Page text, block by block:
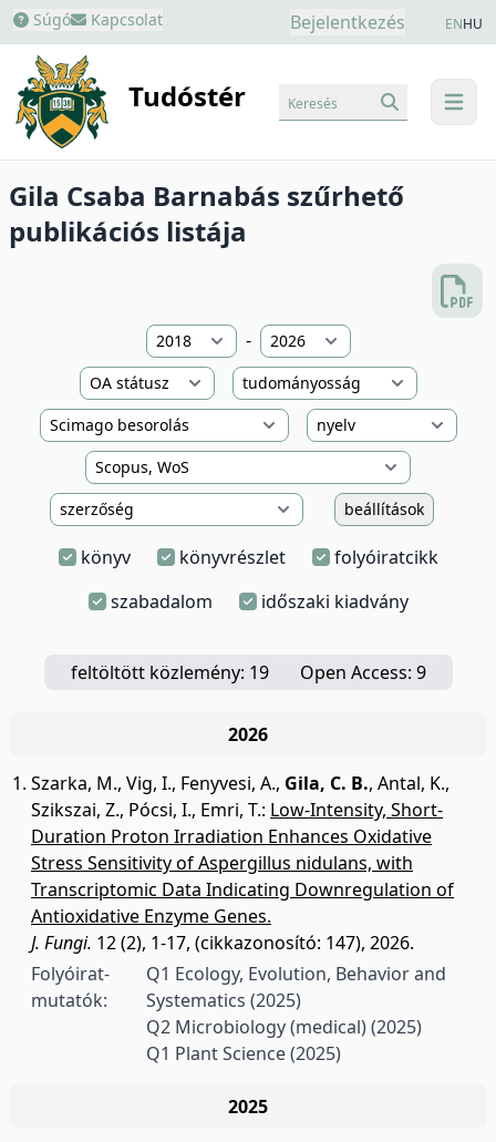
Súgó Kapcsolat Bejelentkezés ENHU
Tudóstér menu
Keresés
Gila Csaba Barnabás szűrhető
publikációs listája
-
beállítások
könyv könyvrészlet
folyóiratcikk
szabadalom
időszaki kiadvány
feltöltött közlemény: 19 Open Access: 9
2026
Szarka, M., Vig, I., Fenyvesi, A., Gila, C. B., Antal, K.,
Szikszai, Z., Pócsi, I., Emri, T.: Low-Intensity, Short-
Duration Proton Irradiation Enhances Oxidative
Stress Sensitivity of Aspergillus nidulans, with
Transcriptomic Data Indicating Downregulation of
Antioxidative Enzyme Genes.
J. Fungi. 12 (2), 1-17, (cikkazonosító: 147), 2026.
Folyóirat-
mutatók:
Q1 Ecology, Evolution, Behavior and
Systematics (2025)
Q2 Microbiology (medical)(2025)
Q1 Plant Science(2025)
2025